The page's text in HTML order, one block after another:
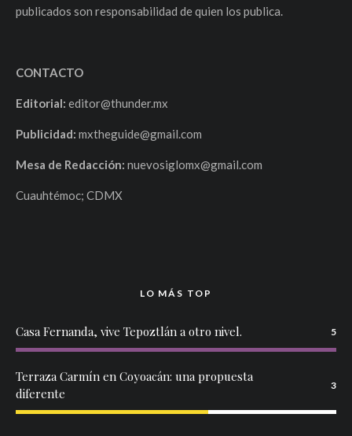
publicados son responsabilidad de quien los publica.
CONTACTO
Editorial: editor@thunder.mx
Publicidad: mxtheguide@gmail.com
Mesa de Redacción: nuevosiglomx@gmail.com
Cuauhtémoc; CDMX
LO MÁS TOP
Casa Fernanda, vive Tepoztlán a otro nivel. 5
Terraza Carmín en Coyoacán: una propuesta
diferente
3